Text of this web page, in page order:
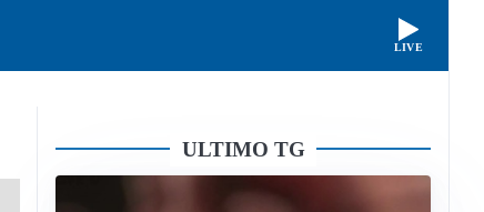
LIVE
ULTIMO TG